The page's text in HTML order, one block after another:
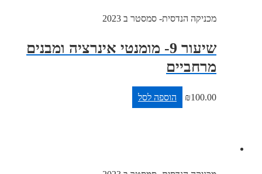
מכניקה הנדסית- סמסטר ב 2023
שיעור 9- מומנטי אינרציה ומבנים
מרחביים
₪ הוספה לסל